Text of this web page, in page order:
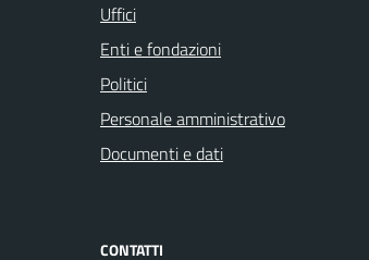
Uffici
Enti e fondazioni
Politici
Personale amministrativo
Documenti e dati
CONTATTI